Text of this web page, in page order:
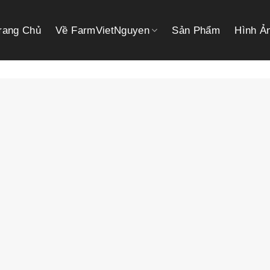
Chủ Về FarmVietNguyen Sản Phẩm Hình